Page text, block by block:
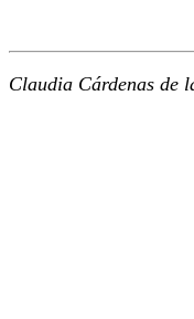
Claudia Cárdenas de